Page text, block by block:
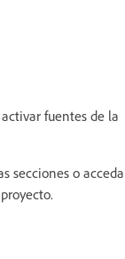
fuentes de la
secciones o acceda